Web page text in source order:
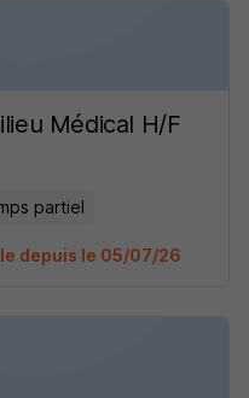
Médical H/F
partiel
depuis le 05/07/26